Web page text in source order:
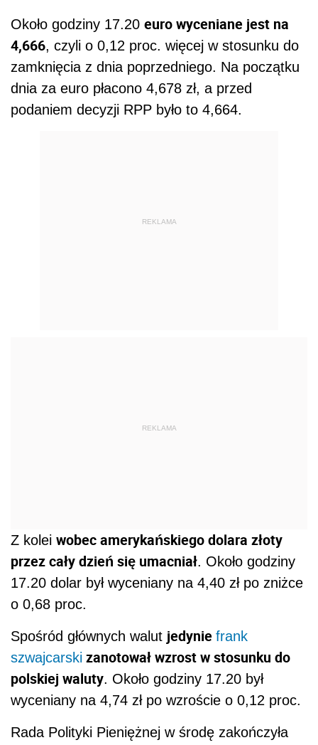
Około godziny 17.20 euro wyceniane jest na
4,666, czyli o 0,12 proc. więcej w stosunku do
zamknięcia z dnia poprzedniego. Na początku
dnia za euro płacono 4,678 zł, a przed
podaniem decyzji RPP było to 4,664.
REKLAMA
REKLAMA
Z kolei wobec amerykańskiego dolara złoty
przez cały dzień się umacniał. Około godziny
17.20 dolar był wyceniany na 4,40 zł po zniżce
o 0,68 proc.
Spośród głównych walut jedynie frank
szwajcarski zanotował wzrost w stosunku do
polskiej waluty. Około godziny 17.20 był
wyceniany na 4,74 zł po wzroście o 0,12 proc.
Rada Polityki Pieniężnej w środę zakończyła